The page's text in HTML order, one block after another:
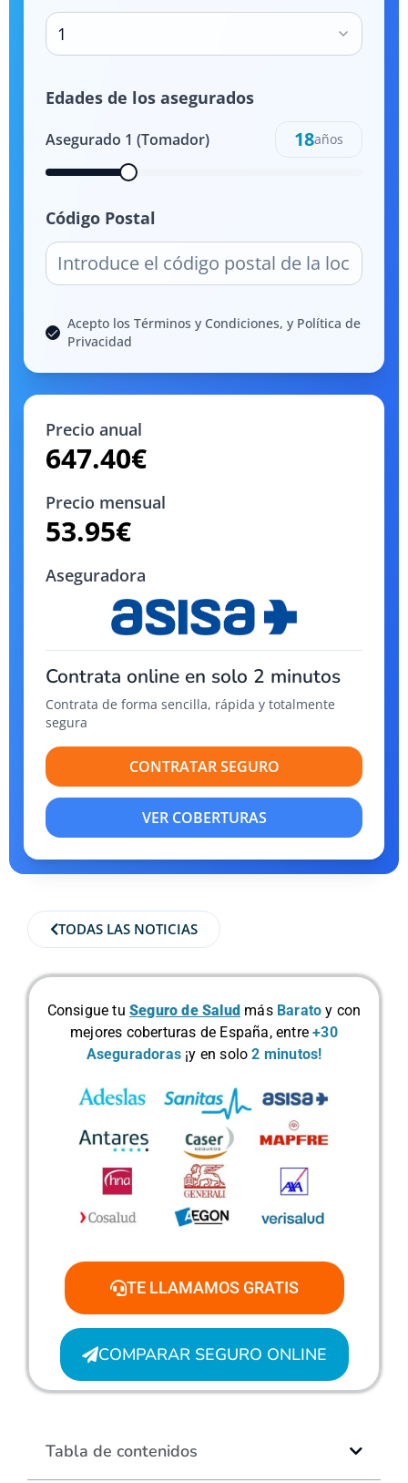
1
Edades de los asegurados
Asegurado 1 (Tomador) 18años
Código Postal
Acepto los Términos y Condiciones, y Política de
Privacidad
Precio anual
647.40€
Precio mensual
53.95€
Aseguradora
Contrata online en solo 2 minutos
Contrata de forma sencilla, rápida y totalmente
segura
CONTRATAR SEGURO
VER COBERTURAS
TODAS LAS NOTICIAS
Consigue tu Seguro de Salud más Barato y con
mejores coberturas de España, entre+30
Aseguradoras ¡y en solo2 minutos!
TE LLAMAMOS GRATIS
COMPARAR SEGURO ONLINE
Tabla de contenidos